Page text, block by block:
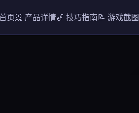
页📀 产品详情🎷 技巧指南📝 游戏截图